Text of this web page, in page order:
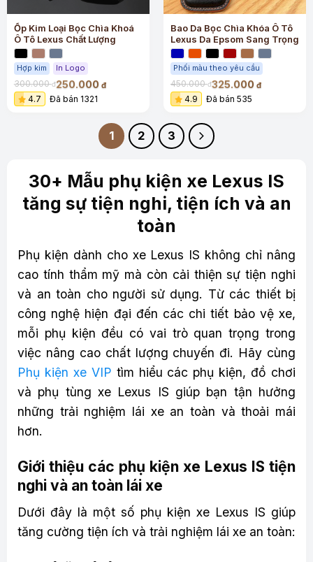
Ốp Kim Loại Bọc Chìa Khoá
Ô Tô Lexus Chất Lượng
Hợp kim In Logo
300.000đ250.000 đ
4.7 Đã bán 1321
Bao Da Bọc Chìa Khóa Ô Tô
Lexus Da Epsom Sang Trọng
Phối màu theo yêu cầu
450.000đ325.000 đ
4.9 Đã bán 535
1 2 3
30+ Mẫu phụ kiện xe Lexus IS
tăng sự tiện nghi, tiện ích và an
toàn
Phụ kiện dành cho xe Lexus IS không chỉ nâng
cao tính thẩm mỹ mà còn cải thiện sự tiện nghi
và an toàn cho người sử dụng. Từ các thiết bị
công nghệ hiện đại đến các chi tiết bảo vệ xe,
mỗi phụ kiện đều có vai trò quan trọng trong
việc nâng cao chất lượng chuyến đi. Hãy cùng
Phụ kiện xe VIP tìm hiểu các phụ kiện, đồ chơi
và phụ tùng xe Lexus IS giúp bạn tận hưởng
những trải nghiệm lái xe an toàn và thoải mái
hơn.
Giới thiệu các phụ kiện xe Lexus IS tiện
nghi và an toàn lái xe
Dưới đây là một số phụ kiện xe Lexus IS giúp
tăng cường tiện ích và trải nghiệm lái xe an toàn: